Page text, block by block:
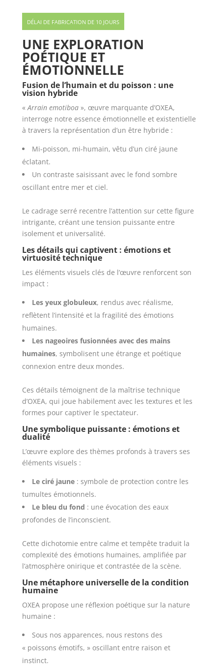
DÉLAI DE FABRICATION DE 10 JOURS
UNE EXPLORATION
POÉTIQUE ET
ÉMOTIONNELLE
Fusion de l’humain et du poisson : une
vision hybride
«Arrain emotiboa », œuvre marquante d’OXEA,
interroge notre essence émotionnelle et existentielle
à travers la représentation d’un être hybride :
Mi-poisson, mi-humain, vêtu d’un ciré jaune
éclatant.
Un contraste saisissant avec le fond sombre
oscillant entre mer et ciel.
Le cadrage serré recentre l’attention sur cette figure
intrigante, créant une tension puissante entre
isolement et universalité.
Les détails qui captivent : émotions et
virtuosité technique
Les éléments visuels clés de l’œuvre renforcent son
impact :
Les yeux globuleux, rendus avec réalisme,
reflètent l’intensité et la fragilité des émotions
humaines.
Les nageoires fusionnées avec des mains
humaines, symbolisent une étrange et poétique
connexion entre deux mondes.
Ces détails témoignent de la maîtrise technique
d’OXEA, qui joue habilement avec les textures et les
formes pour captiver le spectateur.
Une symbolique puissante : émotions et
dualité
L’œuvre explore des thèmes profonds à travers ses
éléments visuels :
Le ciré jaune: symbole de protection contre les
tumultes émotionnels.
Le bleu du fond : une évocation des eaux
profondes de l’inconscient.
Cette dichotomie entre calme et tempête traduit la
complexité des émotions humaines, amplifiée par
l’atmosphère onirique et contrastée de la scène.
Une métaphore universelle de la condition
humaine
OXEA propose une réflexion poétique sur la nature
humaine :
Sous nos apparences, nous restons des
« poissons émotifs, » oscillant entre raison et
instinct.